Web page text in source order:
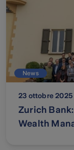
News
23 ottobre 2025
Zurich
Wealth